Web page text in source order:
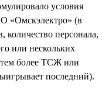
условия
«Омскэлектро» (в
количество персонала,
или нескольких
тем более ТСЖ или
последний).